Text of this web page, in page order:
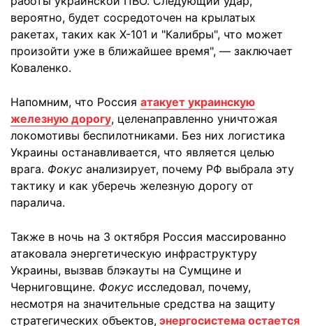
вероятно, будет сосредоточен на крылатых
ракетах, таких как Х-101 и "Калибры", что может
произойти уже в ближайшее время", — заключает
Коваленко.
Напомним, что Россия атакует украинскую
железную дорогу, целенаправленно уничтожая
локомотивы беспилотниками. Без них логистика
Украины останавливается, что является целью
врага. Фокус анализирует, почему РФ выбрала эту
тактику и как уберечь железную дорогу от
паралича.
Также в ночь на 3 октября Россия массированно
атаковала энергетическую инфраструктуру
Украины, вызвав блэкауты на Сумщине и
Черниговщине. Фокус исследовал, почему,
несмотря на значительные средства на защиту
стратегических объектов, энергосистема остается